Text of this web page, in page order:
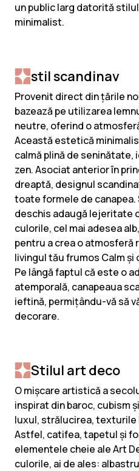
un public larg datorită
minimalist.
stil scandinav
Provenit direct din țările
bazează pe utilizarea
neutre, oferind o
Această estetică
calmă plină de
zen. Asociat anterior în
dreaptă, designul
toate formele de
deschis adaugă lejeritate
culorile, cel mai adesea
pentru a crea o atmosferă
livingul tău frumos Calm și
Pe lângă faptul că este o
atemporală, canapeaua
ieftină, permițându-vă să
decorare.
Stilul art deco
O mișcare artistică a
inspirat din baroc, cubism
luxul, strălucirea, texturile
Astfel, catifea, tapetul și
elementele cheie ale Art
culorile, ai de ales: